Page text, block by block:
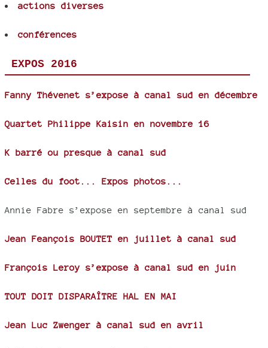
actions diverses
conférences
EXPOS 2016
Fanny Thévenet s’expose à canal sud en décembre
Quartet Philippe Kaisin en novembre 16
K barré ou presque à canal sud
Celles du foot... Expos photos...
Annie Fabre s’expose en septembre à canal sud
Jean Feançois BOUTET en juillet à canal sud
François Leroy s’expose à canal sud en juin
TOUT DOIT DISPARAÎTRE HAL EN MAI
Jean Luc Zwenger à canal sud en avril